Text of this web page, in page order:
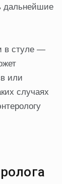
дальнейшие
в стуле —
или
случаях